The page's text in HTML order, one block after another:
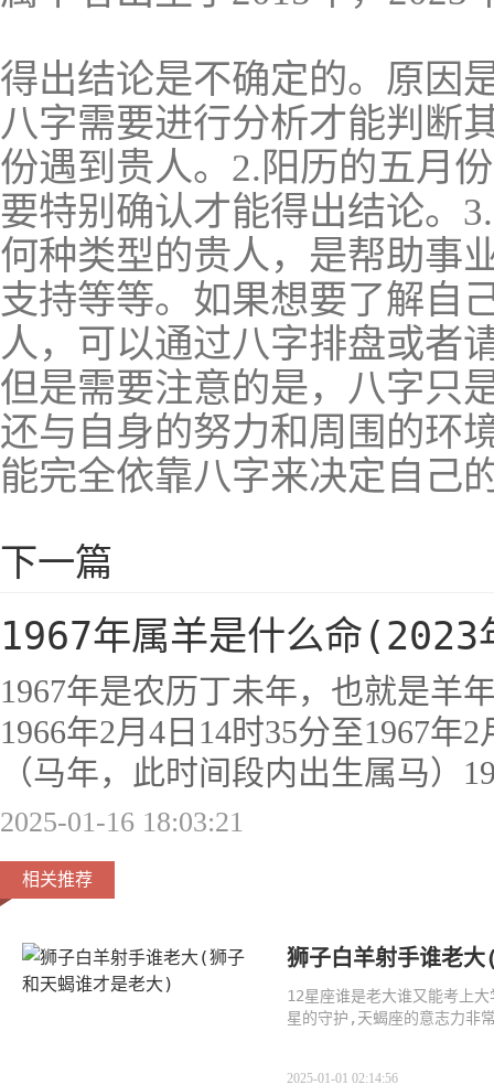
得出结论是不确定的。原因
八字需要进行分析才能判断
份遇到贵人。2.阳历的五月
要特别确认才能得出结论。
何种类型的贵人，是帮助事
支持等等。如果想要了解自
人，可以通过八字排盘或者
但是需要注意的是，八字只
还与自身的努力和周围的环
能完全依靠八字来决定自己
下一篇
1967年属羊是什么命(2023
1967年是农历丁未年，也就是羊
1966年2月4日14时35分至1967年
（马年，此时间段内出生属马）
2025-01-16 18:03:21
相关推荐
狮子白羊射手谁老
12星座谁是老大谁又能考上
星的守护,天蝎座的意志力非
2025-01-01 02:14:56